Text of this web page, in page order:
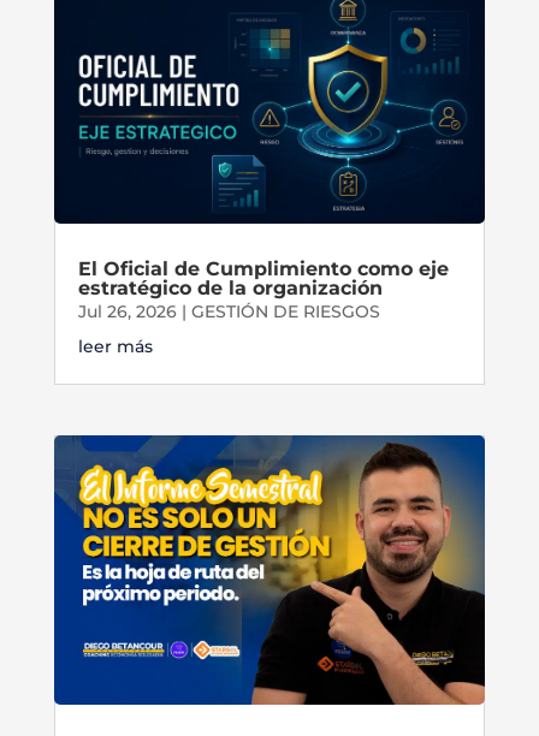
El Oficial de Cumplimiento como eje
estratégico de la organización
Jul 26, 2026| GESTIÓN DE RIESGOS
leer más